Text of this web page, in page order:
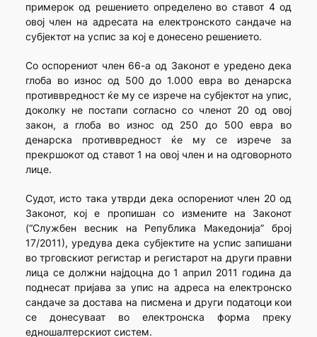
примерок од решението определено во ставот 4 од
овој член на адресата на електронското сандаче на
субјектот на успис за кој е донесено решението.
Со оспорениот член 66-а од Законот е уредено дека
глоба во износ од 500 до 1.000 евра во денарска
противвредност ќе му се изрече на субјектот на упис,
доколку не постапи согласно со членот 20 од овој
закон, а глоба во износ од 250 до 500 евра во
денарска противвредност ќе му се изрече за
прекршокот од ставот 1 на овој член и на одговорното
лице.
Судот, исто така утврди дека оспорениот член 20 од
Законот, кој е пропишан со измените на Законот
(“Службен весник на Република Македонија” број
17/2011), уредува дека субјектите на успис запишани
во трговскиот регистар и регистарот на други правни
лица се должни најдоцна до 1 април 2011 година да
поднесат пријава за упис на адреса на електронско
сандаче за достава на писмена и други податоци кои
се донесуваат во електронска форма преку
едношалтерскиот систем.